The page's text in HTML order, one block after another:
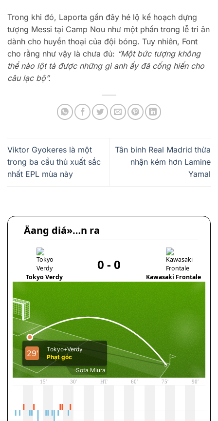
Trong khi đó, Laporta gần đây hé lộ kế hoạch dựng
tượng Messi tại Camp Nou như một phần trong lễ tri ân
dành cho huyền thoại của đội bóng. Tuy nhiên, Font
cho rằng như vậy là chưa đủ: “Một bức tượng không
thể nào lột tả được những gì anh ấy đã cống hiến cho
câu lạc bộ”.
Viktor Gyokeres là một
trong ba cầu thủ xuất sắc
nhất EPL mùa này
Tân binh Real Madrid thừa
nhận kém hơn Lamine
Yamal
Äang diá»…n ra
Tokyo Verdy
0 - 0
Kawasaki Frontale